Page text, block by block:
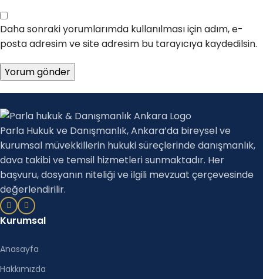
Daha sonraki yorumlarımda kullanılması için adım, e-
posta adresim ve site adresim bu tarayıcıya kaydedilsin.
Parla Hukuk ve Danışmanlık, Ankara’da bireysel ve
kurumsal müvekkillerin hukuki süreçlerinde danışmanlık,
dava takibi ve temsil hizmetleri sunmaktadır. Her
başvuru, dosyanın niteliği ve ilgili mevzuat çerçevesinde
değerlendirilir.
Kurumsal
Anasayfa
Hakkımızda